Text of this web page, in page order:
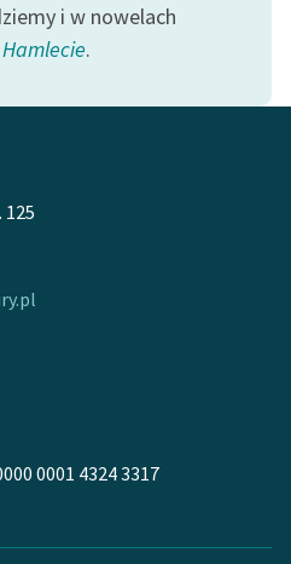
i w nowelach
Hamlecie.
125
0001 4324 3317